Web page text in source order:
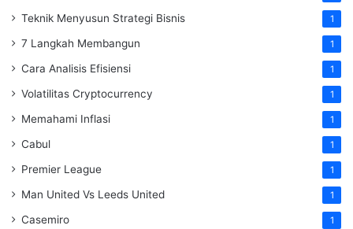
Teknik Menyusun Strategi Bisnis 1
7 Langkah Membangun 1
Cara Analisis Efisiensi 1
Volatilitas Cryptocurrency 1
Memahami Inflasi 1
Cabul 1
Premier League 1
Man United Vs Leeds United 1
Casemiro 1